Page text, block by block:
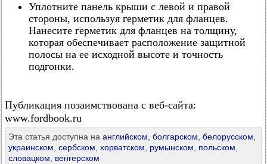
Уплотните панель крыши с левой и правой
стороны, используя герметик для фланцев.
Нанесите герметик для фланцев на толщину,
которая обеспечивает расположение защитной
полосы на ее исходной высоте и точность
подгонки.
Публикация позаимствована с веб-сайта:
www.fordbook.ru
Эта статья доступна на английском болгарском белорусском
украинском сербском хорватском румынском польском
словацком
венгерском